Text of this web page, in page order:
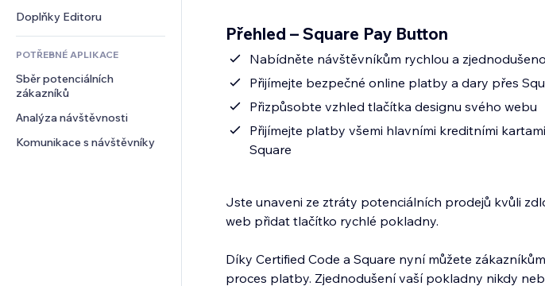
Jídlo a nápoje
Kalkulačky
Vyhledávání
Počasí
Tabulky a grafy
Komunita
Reference a recenze
CRM
Doplňky Editoru
POTŘEBNÉ APLIKACE
Sběr potenciálních
zákazníků
Analýza návštěvnosti
Komunikace s návštěvníky
Přehled – Square Pay Button
Nabídněte návštěvníkům rychlou a
Přijímejte bezpečné online platby a dary přes
Přizpůsobte vzhled tlačítka designu svého webu
Přijímejte platby všemi hlavními kreditními
Square
Jste unaveni ze ztráty potenciálních prodejů kvůli
web přidat tlačítko rychlé pokladny.
Díky Certified Code a Square nyní můžete
proces platby. Zjednodušení vaší pokladny nikdy